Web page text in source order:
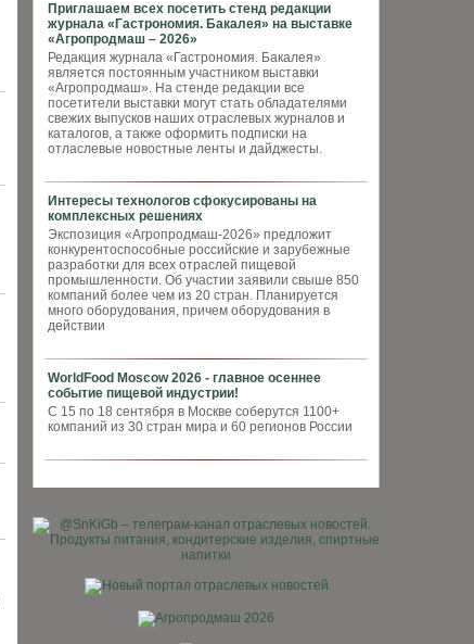
Приглашаем всех посетить стенд редакции
журнала «Гастрономия. Бакалея» на выставке
«Агропродмаш – 2026»
Редакция журнала «Гастрономия. Бакалея»
является постоянным участником выставки
«Агропродмаш». На стенде редакции все
посетители выставки могут стать обладателями
свежих выпусков наших отраслевых журналов и
каталогов, а также оформить подписки на
отласлевые новостные ленты и дайджесты.
Интересы технологов сфокусированы на
комплексных решениях
Экспозиция «Агропродмаш-2026» предложит
конкурентоспособные российские и зарубежные
разработки для всех отраслей пищевой
промышленности. Об участии заявили свыше 850
компаний более чем из 20 стран. Планируется
много оборудования, причем оборудования в
действии
WorldFood Moscow 2026 - главное осеннее
событие пищевой индустрии!
С 15 по 18 сентября в Москве соберутся 1100+
компаний из 30 стран мира и 60 регионов России